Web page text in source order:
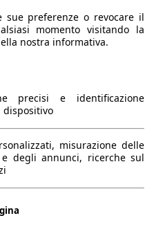
ccm
4790 mm
1420 mm
-
sue preferenze o revocare il
momento visitando la
nostra informativa.
precisi e identificazione
dispositivo
misurazione delle
degli annunci, ricerche sul